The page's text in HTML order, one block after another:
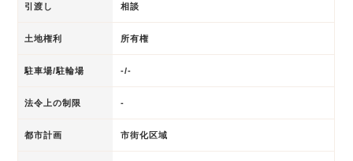
引渡し 相談
土地権利 所有権
駐車場/駐輪場 -/-
法令上の制限 -
都市計画 市街化区域